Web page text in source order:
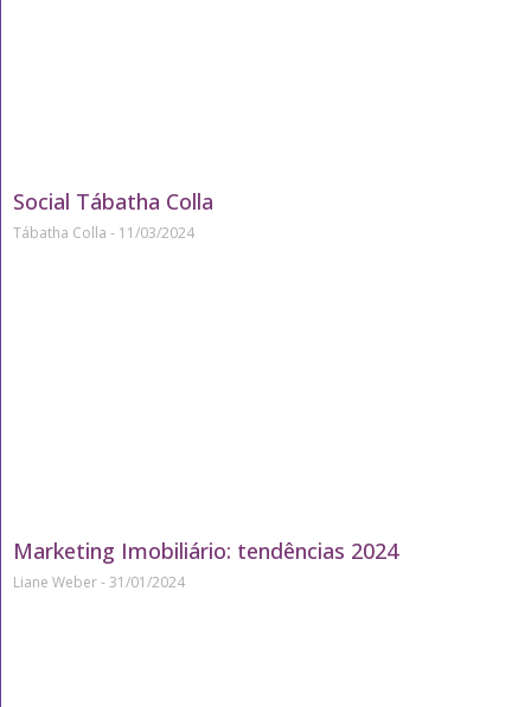
Social Tábatha Colla
Tábatha Colla 11/03/2024
Marketing Imobiliário: tendências 2024
Liane Weber 31/01/2024